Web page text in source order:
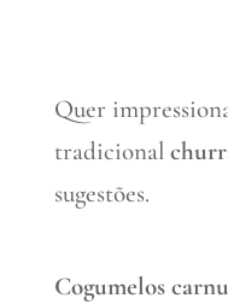
Quer
tradicional
sugestões.
Cogumelos